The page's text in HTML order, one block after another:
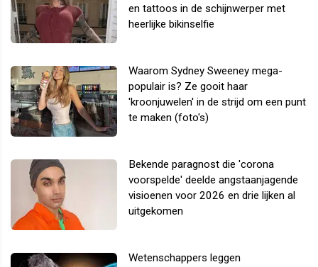
en tattoos in de schijnwerper met
heerlijke bikinselfie
Waarom Sydney Sweeney mega-
populair is? Ze gooit haar
'kroonjuwelen' in de strijd om een punt
te maken (foto's)
Bekende paragnost die 'corona
voorspelde' deelde angstaanjagende
visioenen voor 2026 en drie lijken al
uitgekomen
Wetenschappers leggen